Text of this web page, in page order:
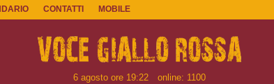
CONTATTI MOBILE
6 agosto ore 19:22 online: 1100